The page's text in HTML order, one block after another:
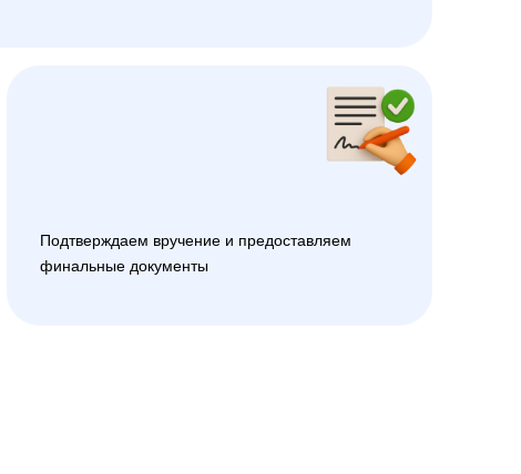
Подтверждаем вручение и предоставляем
финальные документы